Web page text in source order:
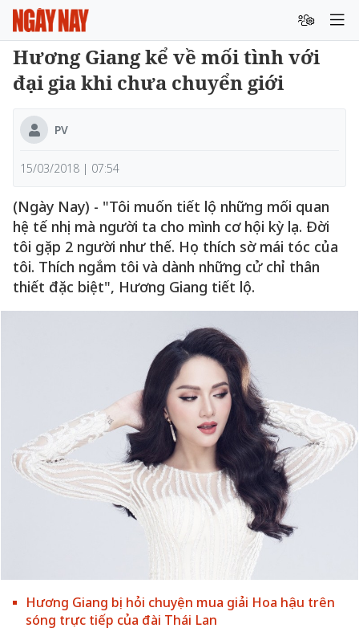
Hương Giang kể về mối tình với
đại gia khi chưa chuyển giới
PV
15/03/2018 | 07:54
(Ngày Nay) - "Tôi muốn tiết lộ những mối quan
hệ tế nhị mà người ta cho mình cơ hội kỳ lạ. Đời
tôi gặp 2 người như thế. Họ thích sờ mái tóc của
tôi. Thích ngắm tôi và dành những cử chỉ thân
thiết đặc biệt", Hương Giang tiết lộ.
Hương Giang bị hỏi chuyện mua giải Hoa hậu trên
sóng trực tiếp của đài Thái Lan